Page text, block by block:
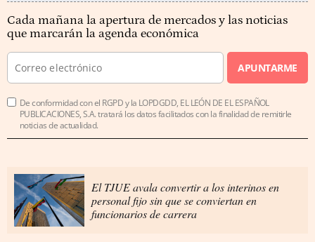
Cada mañana la apertura de mercados y las noticias
que marcarán la agenda económica
APUNTARME
De conformidad con el RGPD y la LOPDGDD, EL LEÓN DE EL ESPAÑOL
PUBLICACIONES, S.A. tratará los datos facilitados con la finalidad de remitirle
noticias de actualidad.
El TJUE avala convertir a los interinos en
personal fijo sin que se conviertan en
funcionarios de carrera